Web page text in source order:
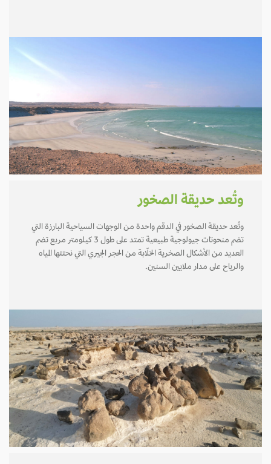
وتُعد حديقة الصخور
وتُعد حديقة الصخور في الدقم واحدة من الوجهات السياحية البارزة التي
تضم منحوتات جيولوجية طبيعية تمتد على طول 3 كيلومتر مربع تضم
العديد من الأشكال الصخرية الخلّابة من الحجر الجيري التي نحتتها المياه
والرياح على مدار ملايين السنين.